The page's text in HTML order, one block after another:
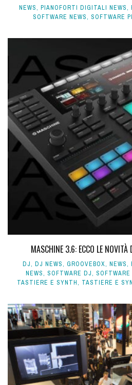
NEWS, PIANOFORTI DIGITALI NEWS,
SOFTWARE NEWS, SOFTWARE
MASCHINE 3.6: ECCO LE NOVITÀ
DJ, DJ NEWS, GROOVEBOX, NEWS,
NEWS, SOFTWARE DJ, SOFTWARE
TASTIERE E SYNTH, TASTIERE E